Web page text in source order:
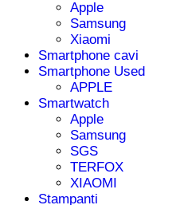
Apple
Samsung
Xiaomi
Smartphone cavi
Smartphone Used
APPLE
Smartwatch
Apple
Samsung
SGS
TERFOX
XIAOMI
Stampanti